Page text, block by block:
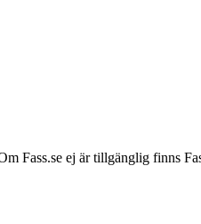
Fass.se ej är tillgänglig finns